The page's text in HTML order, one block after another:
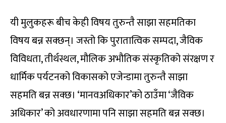
यी मुलुकहरू बीच केही विषय तुरुन्तै साझा सहमतिका
विषय बन्न सक्छन्। जस्तो कि पुरातात्विक सम्पदा, जैविक
विविधता, तीर्थस्थल, मौलिक अभौतिक संस्कृतिको संरक्षण र
धार्मिक पर्यटनको विकासको एजेन्डामा तुरुन्तै साझा
सहमति बन्न सक्छ। ‘मानवअधिकार’को ठाउँमा ‘जैविक
अधिकार’ को अवधारणामा पनि साझा सहमति बन्न सक्छ।